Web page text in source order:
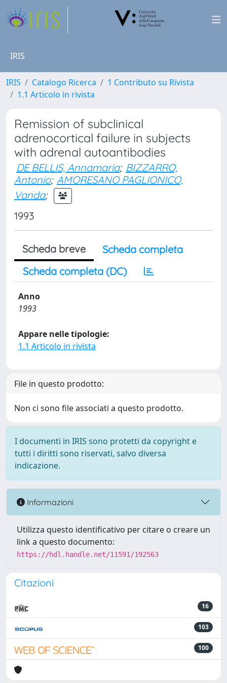
IRIS
IRIS Catalogo Ricerca
1 Contributo su Rivista
1.1 Articolo in rivista
Remission of subclinical
adrenocortical failure in subjects
with adrenal autoantibodies
DE BELLIS, Annamaria; BIZZARRO,
Antonio; AMORESANO PAGLIONICO,
Vanda;
1993
Scheda breve
Scheda completa
Scheda completa (DC)
Anno
1993
Appare nelle tipologie:
1.1 Articolo in rivista
File in questo prodotto:
Non ci sono file associati a questo prodotto.
I documenti in IRIS sono protetti da copyright e
tutti i diritti sono riservati, salvo diversa
indicazione.
Informazioni
Utilizza questo identificativo per citare o creare un
link a questo documento:
https://hdl.handle.net/11591/192563
Citazioni
16
103
100